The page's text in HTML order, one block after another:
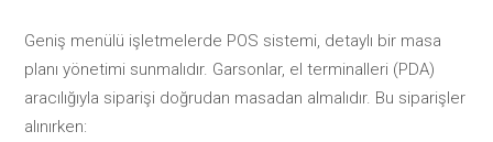
Geniş menülü işletmelerde POS sistemi, detaylı bir masa
planı yönetimi sunmalıdır. Garsonlar, el terminalleri (PDA)
aracılığıyla siparişi doğrudan masadan almalıdır. Bu siparişler
alınırken: